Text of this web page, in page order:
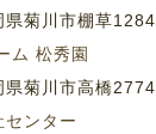
菊川市棚草
ム 松秀園
菊川市高橋
ンター